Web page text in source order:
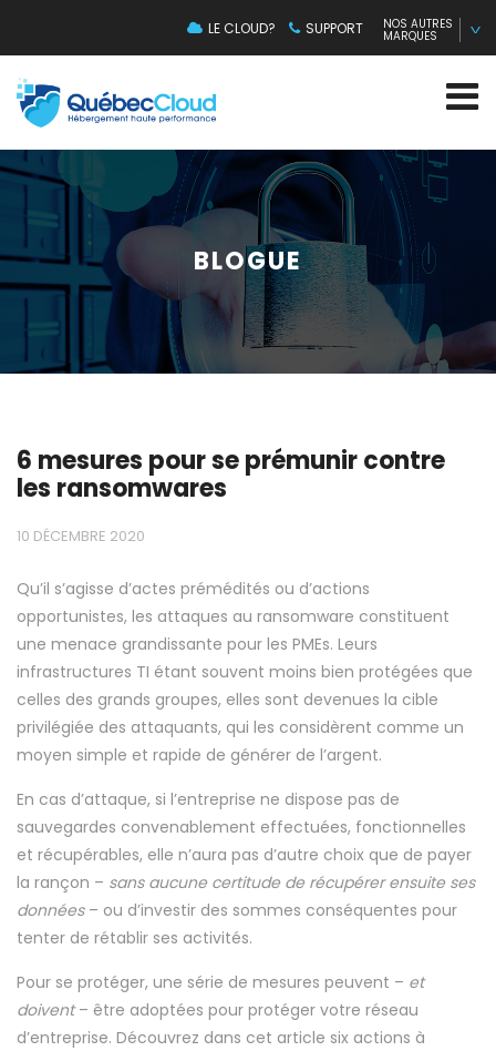
NOS AUTRES
MARQUES
SUPPORT
LE CLOUD?
BLOGUE
6 mesures pour se prémunir contre
les ransomwares
10 DÉCEMBRE 2020
Qu’il s’agisse d’actes prémédités ou d’actions
opportunistes, les attaques au ransomware constituent
une menace grandissante pour les PMEs. Leurs
infrastructures TI étant souvent moins bien protégées que
celles des grands groupes, elles sont devenues la cible
privilégiée des attaquants, qui les considèrent comme un
moyen simple et rapide de générer de l’argent.
En cas d’attaque, si l’entreprise ne dispose pas de
sauvegardes convenablement effectuées, fonctionnelles
et récupérables, elle n’aura pas d’autre choix que de payer
la rançon – sans aucune certitude de récupérer ensuite ses
données– ou d’investir des sommes conséquentes pour
tenter de rétablir ses activités.
Pour se protéger, une série de mesures peuvent – et
doivent– être adoptées pour protéger votre réseau
d’entreprise. Découvrez dans cet article six actions à